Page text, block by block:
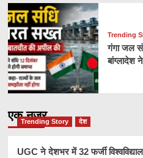
Trending
गंगा जल
बांग्लादेश
एक नज़र
Trending Story देश
UGC ने देशभर में 32 फर्जी